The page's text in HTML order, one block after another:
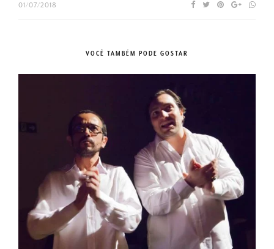
01/07/2018
VOCÊ TAMBÉM PODE GOSTAR